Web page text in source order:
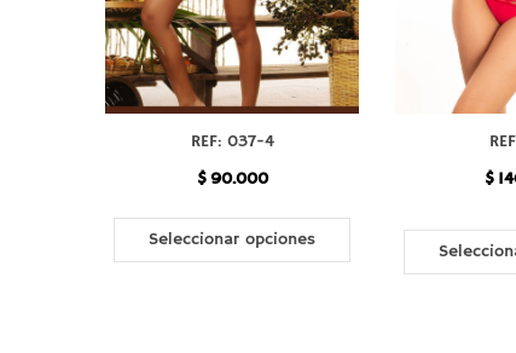
REF: 037-4
$90.000
Seleccionar opciones
$